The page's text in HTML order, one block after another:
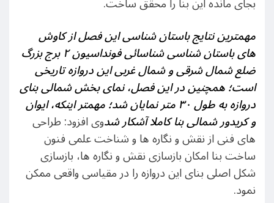
مهمترین نتایج باستان شناسی این فصل از کاوش
های باستان شناسی شناسائی فونداسیون ۲ برج بزرگ
ضلع شمال شرقی و شمال غربی این دروازه تاریخی
است؛ همچنین در این فصل، نمای بخش شمالی بنای
دروازه به طول ۳۰ متر نمایان شد؛ مهمتر اینکه، ایوان
و کریدور شمالی بنا کاملا آشکار شدوی افزود: طراحی
های فنی از نقش و نگاره ها و شناخت علمی فنون
ساخت بنا امکان بازسازی نقش و نگاره ها، بازسازی
شکل اصلی بنای این دروازه را در مقیاسی واقعی ممکن
نمود.